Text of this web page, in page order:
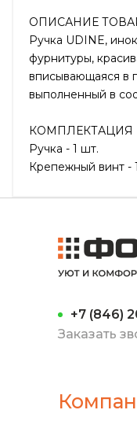
ОПИСАНИЕ
Ручка UDINE,
фурнитуры,
вписывающаяся в
выполненный в
КОМПЛЕКТАЦИЯ
Ручка - 1 шт.
Крепежный винт -
+7 (846)
Заказать